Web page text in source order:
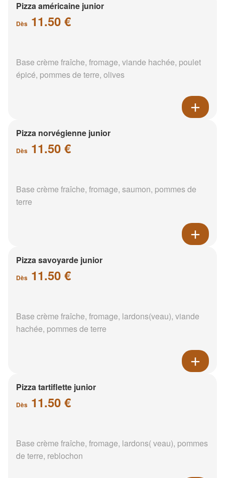
Pizza américaine junior
Dès 11.50 €
Base crème fraîche, fromage, viande hachée, poulet
épicé, pommes de terre, olives
Pizza norvégienne junior
Dès 11.50 €
Base crème fraîche, fromage, saumon, pommes de
terre
Pizza savoyarde junior
Dès 11.50 €
Base crème fraîche, fromage, lardons(veau), viande
hachée, pommes de terre
Pizza tartiflette junior
Dès 11.50 €
Base crème fraîche, fromage, lardons( veau), pommes
de terre, reblochon